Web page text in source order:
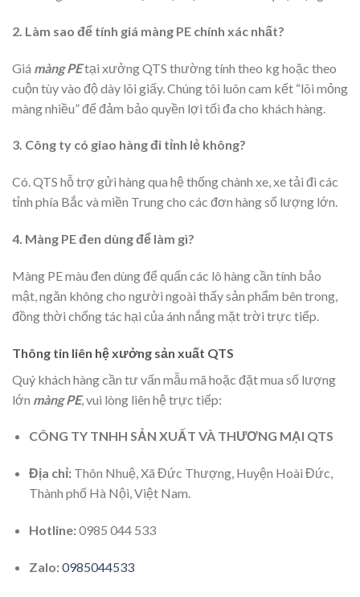
2. Làm sao để tính giá màng PE chính xác nhất?
Giá màng PEtại xưởng QTS thường tính theo kg hoặc theo
cuộn tùy vào độ dày lõi giấy. Chúng tôi luôn cam kết “lõi mỏng
màng nhiều” để đảm bảo quyền lợi tối đa cho khách hàng.
3. Công ty có giao hàng đi tỉnh lẻ không?
Có. QTS hỗ trợ gửi hàng qua hệ thống chành xe, xe tải đi các
tỉnh phía Bắc và miền Trung cho các đơn hàng số lượng lớn.
4. Màng PE đen dùng để làm gì?
Màng PE màu đen dùng để quấn các lô hàng cần tính bảo
mật, ngăn không cho người ngoài thấy sản phẩm bên trong,
đồng thời chống tác hại của ánh nắng mặt trời trực tiếp.
Thông tin liên hệ xưởng sản xuất QTS
Quý khách hàng cần tư vấn mẫu mã hoặc đặt mua số lượng
lớn màng PE, vui lòng liên hệ trực tiếp:
CÔNG TY TNHH SẢN XUẤT VÀ THƯƠNG MẠI QTS
Địa chỉ:Thôn Nhuệ, Xã Đức Thượng, Huyện Hoài Đức,
Thành phố Hà Nội, Việt Nam.
Hotline:0985 044 533
Zalo:0985044533